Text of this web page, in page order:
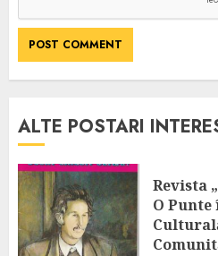
ALTE POSTARI
Revista
O